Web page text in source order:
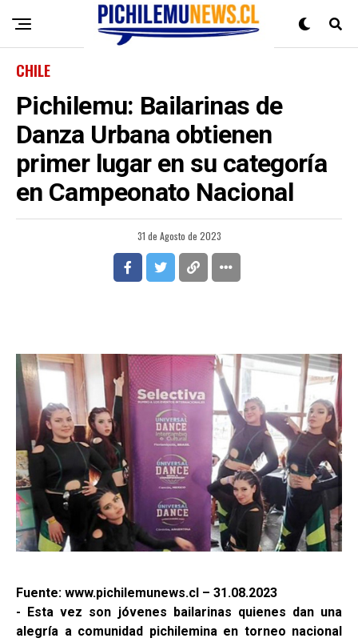
CHILE
Pichilemu: Bailarinas de
Danza Urbana obtienen
primer lugar en su categoría
en Campeonato Nacional
31 de Agosto de 2023
Fuente: www.pichilemunews.cl – 31.08.2023
- Esta vez son jóvenes bailarinas quienes dan una
alegría a comunidad pichilemina en torneo nacional